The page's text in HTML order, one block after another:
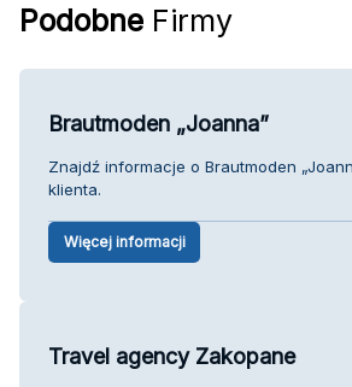
Podobne Firmy
Brautmoden „Joanna”
Znajdź informacje o Brautmoden
klienta.
Więcej informacji
Travel agency Zakopane